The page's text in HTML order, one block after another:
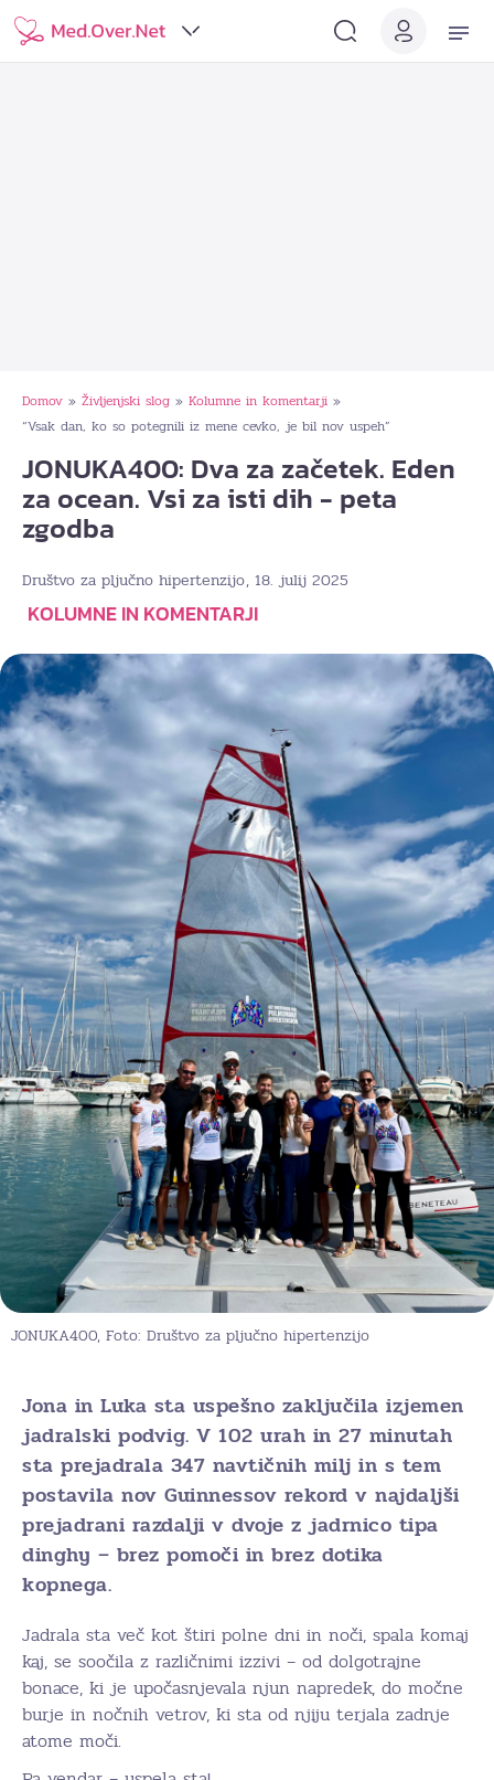
Domov » Življenjski slog » Kolumne in komentarji »
“Vsak dan, ko so potegnili iz mene cevko, je bil nov uspeh”
JONUKA400: Dva za začetek. Eden
za ocean. Vsi za isti dih - peta
zgodba
Društvo za pljučno hipertenzijo, 18. julij 2025
KOLUMNE IN KOMENTARJI
JONUKA400, Foto: Društvo za pljučno hipertenzijo
Jona in Luka sta uspešno zaključila izjemen
jadralski podvig. V 102 urah in 27 minutah
sta prejadrala 347 navtičnih milj in s tem
postavila nov Guinnessov rekord v najdaljši
prejadrani razdalji v dvoje z jadrnico tipa
dinghy – brez pomoči in brez dotika
kopnega.
Jadrala sta več kot štiri polne dni in noči, spala komaj
kaj, se soočila z različnimi izzivi – od dolgotrajne
bonace, ki je upočasnjevala njun napredek, do močne
burje in nočnih vetrov, ki sta od njiju terjala zadnje
atome moči.